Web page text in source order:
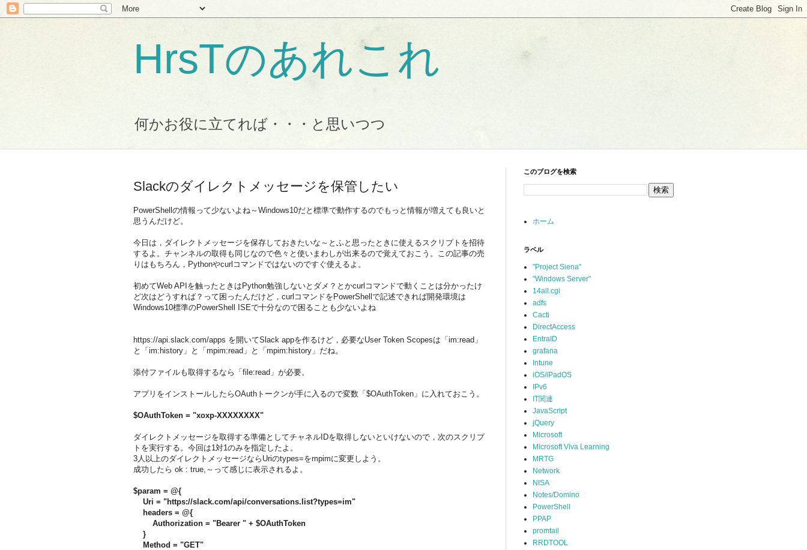
HrsTのあれこれ
何かお役に立てれば・・・と思いつつ
Slackのダイレクトメッセージを保管したい
PowerShellの情報って少ないよね～Windows10だと標準で動作するのでもっと情報が増えても良いと
思うんだけど。
今日は，ダイレクトメッセージを保存しておきたいな～とふと思ったときに使えるスクリプトを招待
するよ。チャンネルの取得も同じなので色々と使いまわしが出来るので覚えておこう。この記事の売
りはもちろん，Pythonやcurlコマンドではないのですぐ使えるよ。
初めてWeb APIを触ったときはPython勉強しないとダメ？とかcurlコマンドで動くことは分かったけ
ど次はどうすれば？って困ったんだけど，curlコマンドをPowerShellで記述できれば開発環境は
Windows10標準のPowerShell ISEで十分なので困ることも少ないよね
https://api.slack.com/apps を開いてSlack appを作るけど，必要なUser Token Scopesは「im:read」
と「im:history」と「mpim:read」と「mpim:history」だね。
添付ファイルも取得するなら「file:read」が必要。
アプリをインストールしたらOAuthトークンが手に入るので変数「$OAuthToken」に入れておこう。
$OAuthToken = "xoxp-XXXXXXXX"
ダイレクトメッセージを取得する準備としてチャネルIDを取得しないといけないので，次のスクリプ
トを実行する。今回は1対1のみを指定したよ。
3人以上のダイレクトメッセージならUriのtypes=をmpimに変更しよう。
成功したら ok : true,～って感じに表示されるよ。
$param = @{
Uri = "https://slack.com/api/conversations.list?types=im"
headers = @{
Authorization = "Bearer " + $OAuthToken
}
Method = "GET"
このブログを検索
ホーム
ラベル
"Project Siena"
"Windows Server"
14all.cgi
adfs
Cacti
DirectAccess
EntraID
grafana
Intune
iOS/iPadOS
IPv6
IT関連
JavaScript
jQuery
Microsoft
Microsoft Viva Learning
MRTG
Network
NISA
Notes/Domino
PowerShell
PPAP
promtail
RRDTOOL